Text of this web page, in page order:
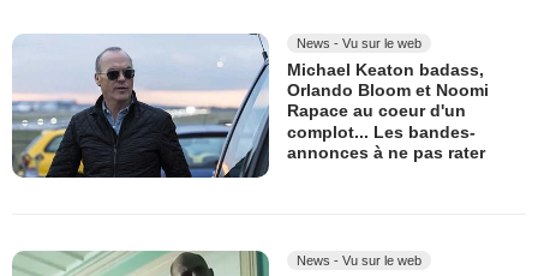
News - Vu sur le web
Michael Keaton badass,
Orlando Bloom et Noomi
Rapace au coeur d'un
complot... Les bandes-
annonces à ne pas rater
News - Vu sur le web